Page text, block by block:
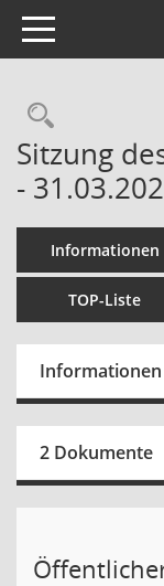
Toggle navigation
Sitzung
-
Informationen
TOP-Liste
Informationen
2 Dokumente